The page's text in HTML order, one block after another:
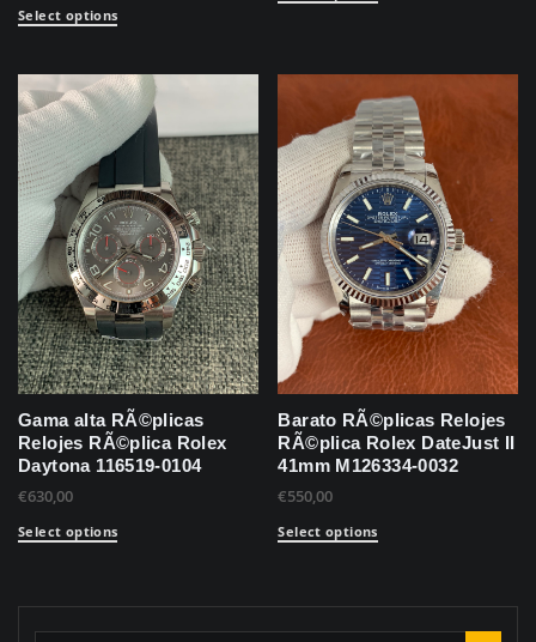
Select options
Gama alta RÃ©plicas
Relojes RÃ©plica Rolex
Daytona 116519-0104
€630,00
Select options
Barato RÃ©plicas Relojes
RÃ©plica Rolex DateJust II
41mm M126334-0032
€550,00
Select options